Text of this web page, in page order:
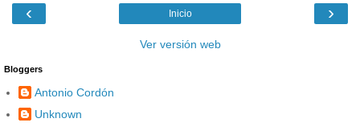
‹ ›
Inicio
Ver versión web
Bloggers
Antonio Cordón
Unknown